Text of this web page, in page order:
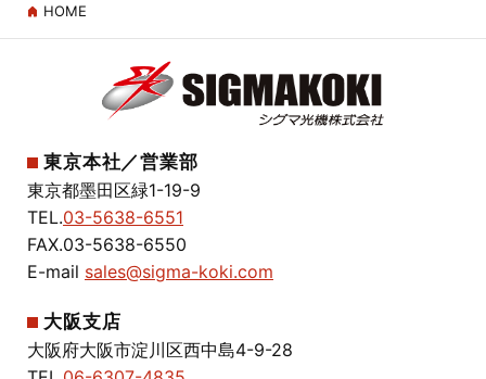
HOME
東京本社／営業部
東京都墨田区緑1-19-9
TEL.03-5638-6551
FAX.03-5638-6550
E-mail sales@sigma-koki.com
大阪支店
大阪府大阪市淀川区西中島4-9-28